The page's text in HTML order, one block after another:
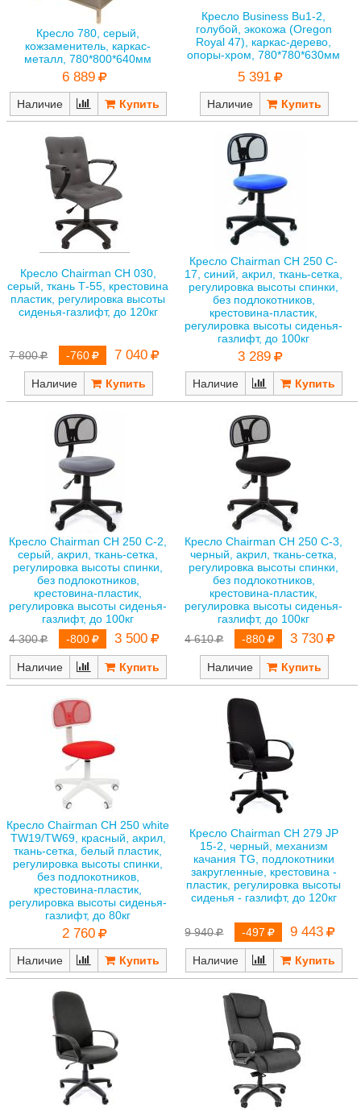
Кресло 780, серый,
кожзаменитель, каркас-
металл, 780*800*640мм
6 889
Наличие
Кресло Business Bu1-2,
голубой, экокожа (Oregon
Royal 47), каркас-дерево,
опоры-хром, 780*780*630мм
5 391
Наличие
Кресло Chairman CH 030,
серый, ткань Т-55, крестовина
пластик, регулировка высоты
сиденья-газлифт, до 120кг
7 800 -760 7 040
Наличие
Кресло Chairman CH 250 C-
17, синий, акрил, ткань-сетка,
регулировка высоты спинки,
без подлокотников,
крестовина-пластик,
регулировка высоты сиденья-
газлифт, до 100кг
3 289
Наличие
Кресло Chairman CH 250 C-2,
серый, акрил, ткань-сетка,
регулировка высоты спинки,
без подлокотников,
крестовина-пластик,
регулировка высоты сиденья-
газлифт, до 100кг
4 300
-800 3 500
Наличие
Кресло Chairman CH 250 C-3,
черный, акрил, ткань-сетка,
регулировка высоты спинки,
без подлокотников,
крестовина-пластик,
регулировка высоты сиденья-
газлифт, до 100кг
4 610
-880 3 730
Наличие
Кресло Chairman CH 250 white
TW19/TW69, красный, акрил,
ткань-сетка, белый пластик,
регулировка высоты спинки,
без подлокотников,
крестовина-пластик,
регулировка высоты сиденья-
газлифт, до 80кг
2 760
Наличие
Кресло Chairman CH 279 JP
15-2, черный, механизм
качания TG, подлокотники
закругленные, крестовина -
пластик, регулировка высоты
сиденья - газлифт, до 120кг
9 940 -497 9 443
Наличие